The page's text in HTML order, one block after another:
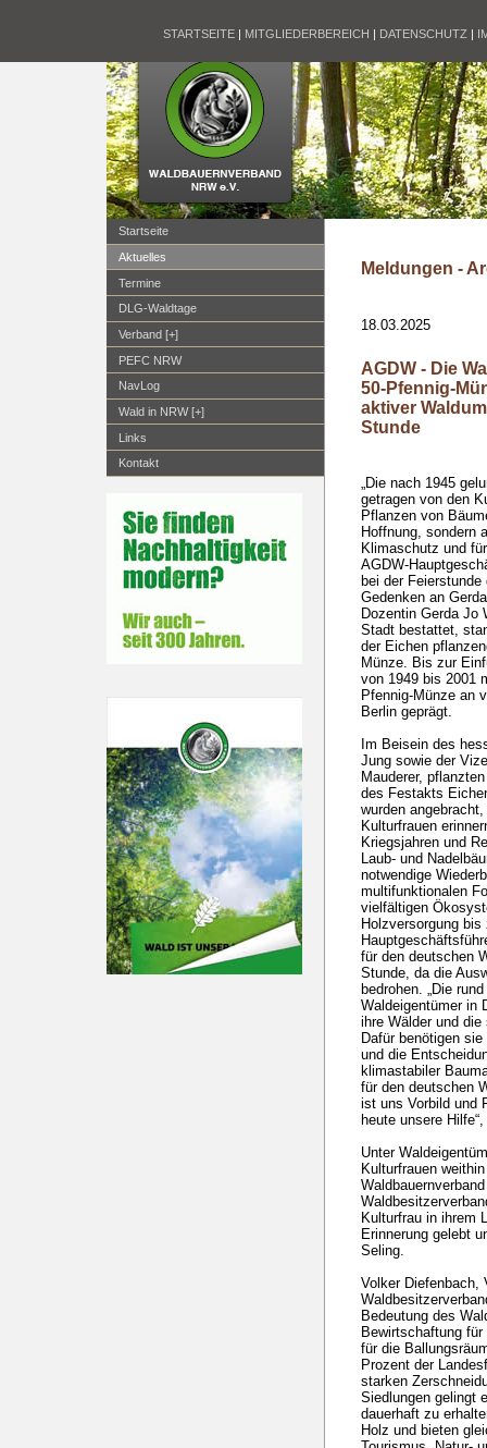
STARTSEITE | MITGLIEDERBEREICH | DATENSCHUTZ |
Startseite
Aktuelles
Termine
DLG-Waldtage
Verband [+]
PEFC NRW
NavLog
Wald in NRW [+]
Links
Kontakt
Meldungen -
18.03.2025
AGDW - Die
50-Pfennig-
aktiver
Stunde
„Die nach 1945
getragen von den
Pflanzen von
Hoffnung, sondern
Klimaschutz und
AGDW-
bei der
Gedenken an
Dozentin Gerda Jo
Stadt bestattet,
der Eichen
Münze. Bis zur
von 1949 bis 2001
Pfennig-Münze an
Berlin geprägt.
Im Beisein des
Jung sowie der
Mauderer,
des Festakts
wurden
Kulturfrauen
Kriegsjahren und
Laub- und
notwendige
multifunktionalen
vielfältigen
Holzversorgung bis
für den deutschen
Stunde, da die
bedrohen. „Die
Waldeigentümer in
ihre Wälder und
Dafür benötigen
und die
klimastabiler
für den deutschen
ist uns Vorbild und
heute unsere
Unter
Kulturfrauen
Kulturfrau in ihrem
Erinnerung gelebt
Seling.
Volker Diefenbach,
Bedeutung des
Bewirtschaftung
für die
Prozent der
starken
Siedlungen gelingt
dauerhaft zu
Holz und bieten